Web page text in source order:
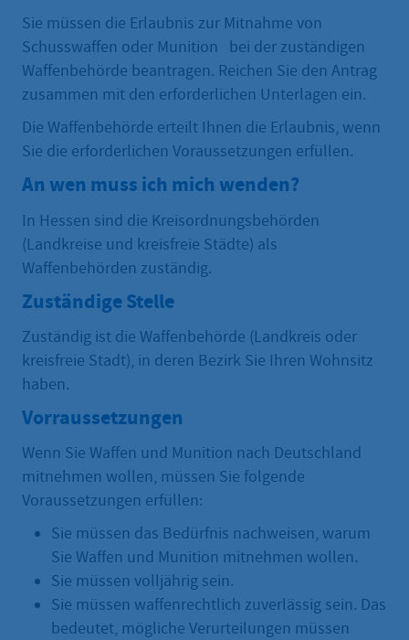
Sie müssen die Erlaubnis zur Mitnahme von
Schusswaffen oder Munition bei der zuständigen
Waffenbehörde beantragen. Reichen Sie den Antrag
zusammen mit den erforderlichen Unterlagen ein.
Die Waffenbehörde erteilt Ihnen die Erlaubnis, wenn
Sie die erforderlichen Voraussetzungen erfüllen.
An wen muss ich mich wenden?
In Hessen sind die Kreisordnungsbehörden
(Landkreise und kreisfreie Städte) als
Waffenbehörden zuständig.
Zuständige Stelle
Zuständig ist die Waffenbehörde (Landkreis oder
kreisfreie Stadt), in deren Bezirk Sie Ihren Wohnsitz
haben.
Vorraussetzungen
Wenn Sie Waffen und Munition nach Deutschland
mitnehmen wollen, müssen Sie folgende
Voraussetzungen erfüllen:
Sie müssen das Bedürfnis nachweisen, warum
Sie Waffen und Munition mitnehmen wollen.
Sie müssen volljährig sein.
Sie müssen waffenrechtlich zuverlässig sein. Das
bedeutet, mögliche Verurteilungen müssen